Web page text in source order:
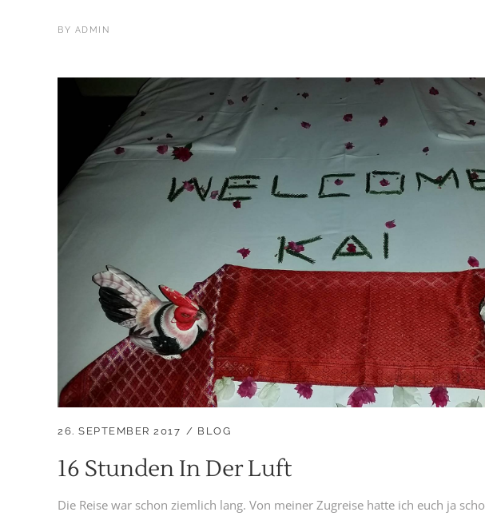
BY ADMIN
26. SEPTEMBER 2017 BLOG
16 Stunden In Der Luft
Die Reise war schon ziemlich lang. Von meiner Zugreise hatte ich euch ja